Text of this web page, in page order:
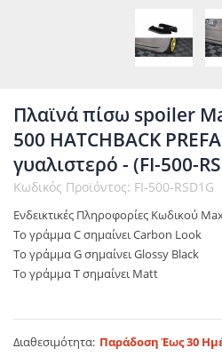
Πλαϊνά πίσω spoiler
500 HATCHBACK
γυαλιστερό - (FI-500-
Κωδικός Προϊόντος: FI-500-RSD1G
Ενδεικτικές Πληροφορίες Κωδικού
Το γράμμα C σημαίνει Carbon Look
Το γράμμα G σημαίνει Glossy Black
Το γράμμα T σημαίνει Matt
Διαθεσιμότητα: Παράδοση Έως 30